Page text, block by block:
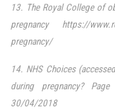
13. The Royal College of
pregnancy https://
pregnancy/
14. NHS Choices
during pregnancy?
30/04/